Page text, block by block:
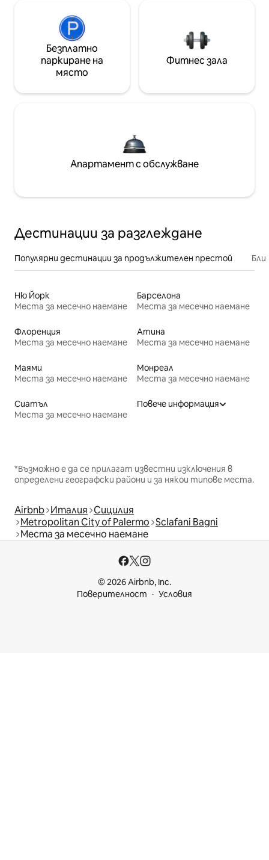
Безплатно
паркиране на
място
Фитнес зала
Апартамент с обслужване
Дестинации за разглеждане
Популярни дестинации за продължителен престой
Ню Йорк
Места за месечно наемане
Барселона
Места за месечно наемане
Флоренция
Места за месечно наемане
Атина
Места за месечно наемане
Маями
Места за месечно наемане
Монреал
Места за месечно наемане
Сиатъл
Места за месечно наемане
Повече информация
*Възможно е да се прилагат известни изключения в
определени географски райони и за някои типове места.
Airbnb Италия Сицилия
Metropolitan City of Palermo Sclafani Bagni
Места за месечно наемане
© 2026 Airbnb, Inc.
Поверителност
Условия